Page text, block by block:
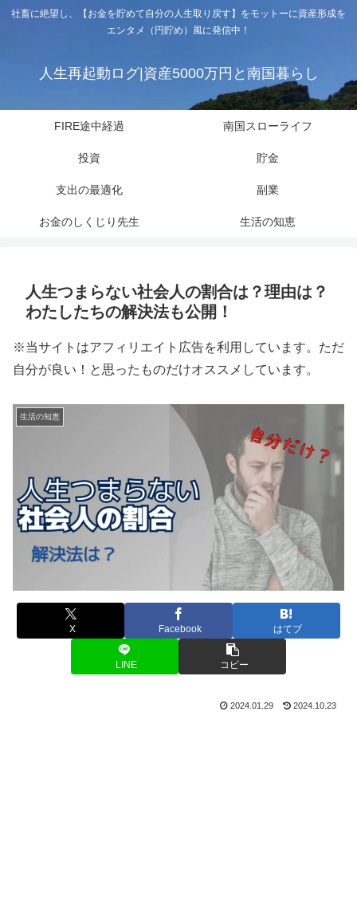
社畜に絶望し、【お金を貯めて自分の人生取り戻す】をモットーに資産形成を
エンタメ（円貯め）風に発信中！
人生再起動ログ|資産5000万円と南国暮らし
FIRE途中経過 南国スローライフ
投資 貯金
支出の最適化 副業
お金のしくじり先生 生活の知恵
人生つまらない社会人の割合は？理由は？
わたしたちの解決法も公開！
※当サイトはアフィリエイト広告を利用しています。ただ
自分が良い！と思ったものだけオススメしています。
生活の知恵
X Facebook はてブ
LINE コピー
2024.01.29 2024.10.23